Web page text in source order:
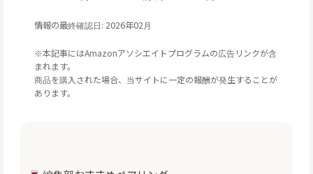
情報の最終確認日: 2026年02月
※本記事にはAmazonアソシエイトプログラムの広告リンクが含
まれます。
商品を購入された場合、当サイトに一定の報酬が発生することが
あります。